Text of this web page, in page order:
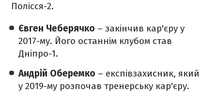
Полісся-2.
Євген Чеберячко – закінчив кар'єру у
2017-му. Його останнім клубом став
Дніпро-1.
Андрій Оберемко – експівзахисник, який
у 2019-му розпочав тренерську кар'єру.